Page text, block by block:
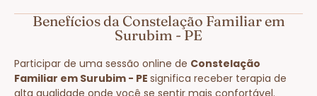
Benefícios da Constelação Familiar em
Surubim - PE
Participar de uma sessão online de Constelação
Familiar em Surubim - PE significa receber terapia de